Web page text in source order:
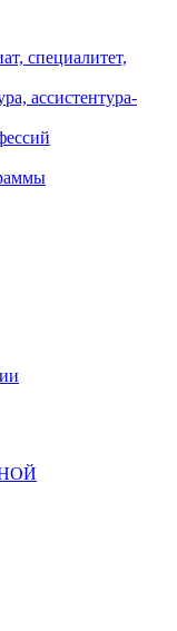
специалитет,
ассистентура-